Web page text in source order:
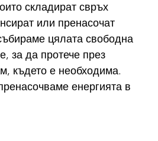
складират свръх
или пренасочат
цялата свободна
за да протече през
където е необходима.
енергията в